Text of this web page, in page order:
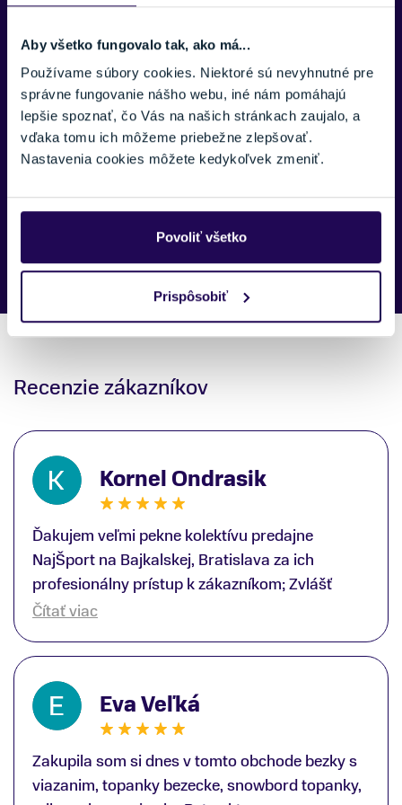
Aby všetko fungovalo tak, ako má...
Používame súbory cookies. Niektoré sú nevyhnutné pre
správne fungovanie nášho webu, iné nám pomáhajú
lepšie spoznať, čo Vás na našich stránkach zaujalo, a
vďaka tomu ich môžeme priebežne zlepšovať.
Nastavenia cookies môžete kedykoľvek zmeniť.
Povoliť všetko
Prispôsobiť
SPRÁVA:
Recenzie zákazníkov
Kornel Ondrasik
Ďakujem veľmi pekne kolektívu predajne
NajŠport na Bajkalskej, Bratislava za ich
profesionálny prístup k zákazníkom; Zvlášť
ďakujem špecialistovi Martinovi Gunišovi za
lyžiarskej obuvi, ako aj prilby.. všetko značka
Atomic; Pán Martin Guniš mi svojou
odbornosťou otvoril nové obzory a dozvedel
som sa, vďaka jeho profesionálnemu prístupu k
zákazníkovi, up-to-date informácie o nových
trendoch v lyžiarských technológiách; Z
Čítať viac
Eva Veľká
Zakupila som si dnes v tomto obchode bezky s
viazanim, topanky bezecke, snowbord topanky,